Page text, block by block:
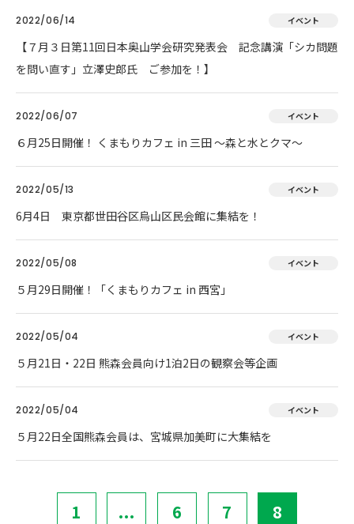
2022/06/14 イベント
【７月３日第11回日本奥山学会研究発表会 記念講演「シカ問題
を問い直す」立澤史郎氏 ご参加を！】
2022/06/07 イベント
６月25日開催！ くまもりカフェ in 三田 ～森と水とクマ～
2022/05/13 イベント
6月4日 東京都世田谷区烏山区民会館に集結を！
2022/05/08 イベント
５月29日開催！「くまもりカフェ in 西宮」
2022/05/04 イベント
５月21日・22日 熊森会員向け1泊2日の観察会等企画
2022/05/04 イベント
５月22日全国熊森会員は、宮城県加美町に大集結を
1 ... 6 7 8